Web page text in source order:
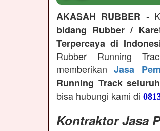
AKASAH RUBBER -
bidang Rubber /
Terpercaya di
Rubber Running
memberikanJasa
Running Track
bisa hubungi kami di
Kontraktor Jasa